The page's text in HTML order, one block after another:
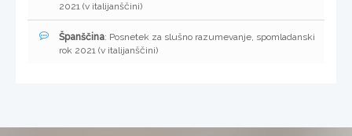
2021 (v italijanščini)
Španščina: Posnetek za slušno razumevanje, spomladanski
rok 2021 (v italijanščini)